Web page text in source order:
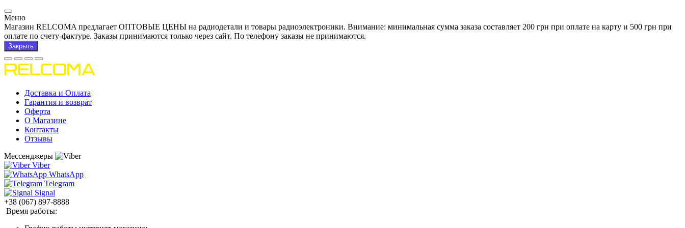
Меню
Магазин RELCOMA предлагает ОПТОВЫЕ ЦЕНЫ на радиодетали и товары радиоэлектроники. Внимание: минимальная сумма заказа составляет 200 грн при оплате на карту и 500 грн при
оплате по счету-фактуре. Заказы принимаются только через сайт. По телефону заказы не принимаются.
Закрыть
Доставка и Оплата
Гарантия и возврат
Оферта
О Магазине
Контакты
Отзывы
Мессенджеры
Viber
WhatsApp
Telegram
Signal
+38 (067) 897-8888
Время работы: